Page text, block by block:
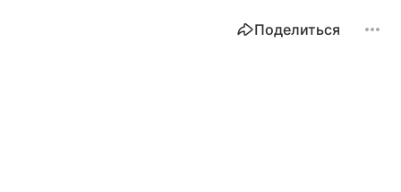
Поделиться